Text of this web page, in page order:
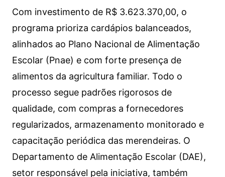
Com investimento de R$ 3.623.370,00, o
programa prioriza cardápios balanceados,
alinhados ao Plano Nacional de Alimentação
Escolar (Pnae) e com forte presença de
alimentos da agricultura familiar. Todo o
processo segue padrões rigorosos de
qualidade, com compras a fornecedores
regularizados, armazenamento monitorado e
capacitação periódica das merendeiras. O
Departamento de Alimentação Escolar (DAE),
setor responsável pela iniciativa, também